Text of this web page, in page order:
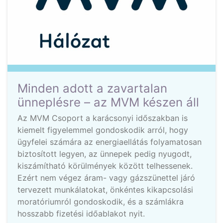
Minden adott a zavartalan
ünneplésre – az MVM készen áll
Az MVM Csoport a karácsonyi időszakban is
kiemelt figyelemmel gondoskodik arról, hogy
ügyfelei számára az energiaellátás folyamatosan
biztosított legyen, az ünnepek pedig nyugodt,
kiszámítható körülmények között telhessenek.
Ezért nem végez áram- vagy gázszünettel járó
tervezett munkálatokat, önkéntes kikapcsolási
moratóriumról gondoskodik, és a számlákra
hosszabb fizetési időablakot nyit.